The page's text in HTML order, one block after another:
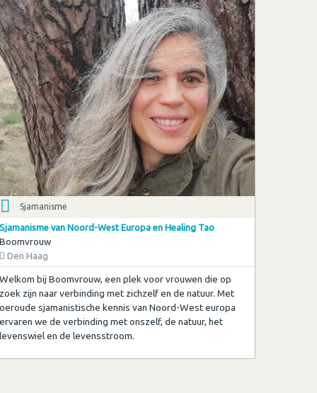
Sjamanisme
Sjamanisme van Noord-West Europa en Healing Tao
Boomvrouw
Den Haag
Welkom bij Boomvrouw, een plek voor vrouwen die op
zoek zijn naar verbinding met zichzelf en de natuur. Met
oeroude sjamanistische kennis van Noord-West europa
ervaren we de verbinding met onszelf, de natuur, het
levenswiel en de levensstroom.